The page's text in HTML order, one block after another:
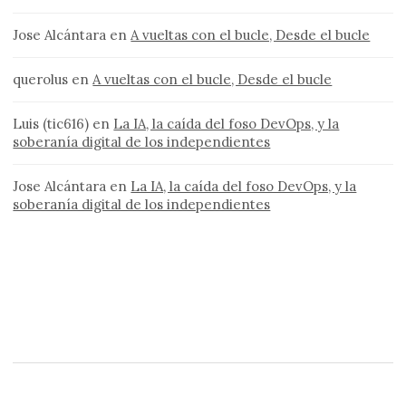
Jose Alcántara en A vueltas con el bucle, Desde el bucle
querolus en A vueltas con el bucle, Desde el bucle
Luis (tic616) en La IA, la caída del foso DevOps, y la
soberanía digital de los independientes
Jose Alcántara en La IA, la caída del foso DevOps, y la
soberanía digital de los independientes